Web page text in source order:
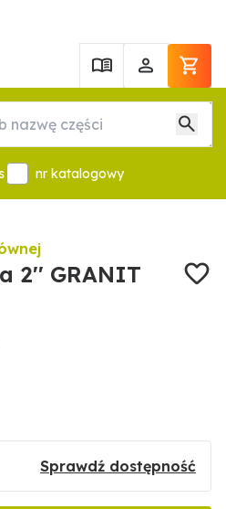
nr katalogowy
2'' GRANIT
Sprawdź dostępność